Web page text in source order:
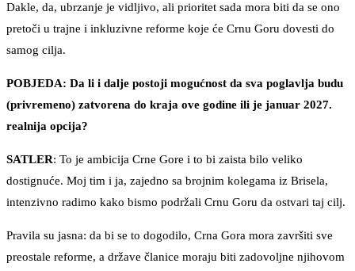
Dakle, da, ubrzanje je vidljivo, ali prioritet sada mora biti da se ono
pretoči u trajne i inkluzivne reforme koje će Crnu Goru dovesti do
samog cilja.
POBJEDA: Da li i dalje postoji mogućnost da sva poglavlja budu
(privremeno) zatvorena do kraja ove godine ili je januar 2027.
realnija opcija?
SATLER: To je ambicija Crne Gore i to bi zaista bilo veliko
dostignuće. Moj tim i ja, zajedno sa brojnim kolegama iz Brisela,
intenzivno radimo kako bismo podržali Crnu Goru da ostvari taj cilj.
Pravila su jasna: da bi se to dogodilo, Crna Gora mora završiti sve
preostale reforme, a države članice moraju biti zadovoljne njihovom